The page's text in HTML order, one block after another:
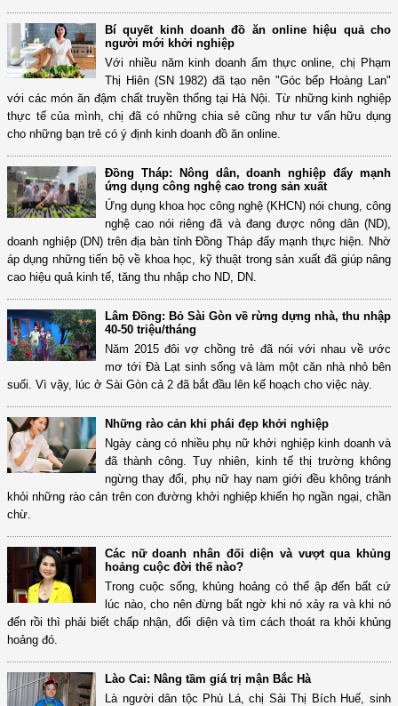
Bí quyết kinh doanh đồ ăn online hiệu quả cho
người mới khởi nghiệp
Với nhiều năm kinh doanh ẩm thực online, chị Phạm
Thị Hiên (SN 1982) đã tạo nên "Góc bếp Hoàng Lan"
với các món ăn đậm chất truyền thống tại Hà Nội. Từ những kinh nghiệp
thực tế của mình, chị đã có những chia sẻ cũng như tư vấn hữu dụng
cho những bạn trẻ có ý định kinh doanh đồ ăn online.
Đồng Tháp: Nông dân, doanh nghiệp đẩy mạnh
ứng dụng công nghệ cao trong sản xuất
Ứng dụng khoa học công nghệ (KHCN) nói chung, công
nghệ cao nói riêng đã và đang được nông dân (ND),
doanh nghiệp (DN) trên địa bàn tỉnh Đồng Tháp đẩy mạnh thực hiện. Nhờ
áp dụng những tiến bộ về khoa học, kỹ thuật trong sản xuất đã giúp nâng
cao hiệu quả kinh tế, tăng thu nhập cho ND, DN.
Lâm Đồng: Bỏ Sài Gòn về rừng dựng nhà, thu nhập
40-50 triệu/tháng
Năm 2015 đôi vợ chồng trẻ đã nói với nhau về ước
mơ tới Đà Lạt sinh sống và làm một căn nhà nhỏ bên
suối. Vì vậy, lúc ở Sài Gòn cả 2 đã bắt đầu lên kế hoạch cho việc này.
Những rào cản khi phái đẹp khởi nghiệp
Ngày càng có nhiều phụ nữ khởi nghiệp kinh doanh và
đã thành công. Tuy nhiên, kinh tế thị trường không
ngừng thay đổi, phụ nữ hay nam giới đều không tránh
khỏi những rào cản trên con đường khởi nghiệp khiến họ ngần ngại, chần
chừ.
Các nữ doanh nhân đối diện và vượt qua khủng
hoảng cuộc đời thế nào?
Trong cuộc sống, khủng hoảng có thể ập đến bất cứ
lúc nào, cho nên đừng bất ngờ khi nó xảy ra và khi nó
đến rồi thì phải biết chấp nhận, đối diện và tìm cách thoát ra khỏi khủng
hoảng đó.
Lào Cai: Nâng tầm giá trị mận Bắc Hà
Là người dân tộc Phù Lá, chị Sải Thị Bích Huế, sinh